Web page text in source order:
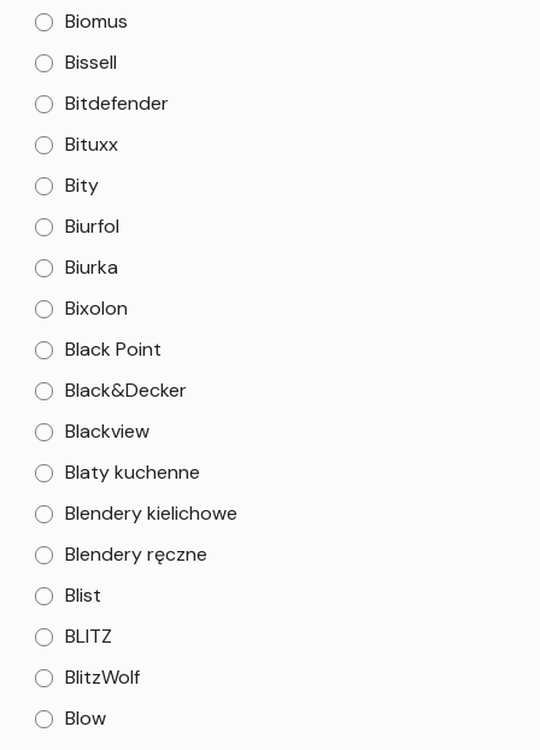
Biomus
Bissell
Bitdefender
Bituxx
Bity
Biurfol
Biurka
Bixolon
Black Point
Black&Decker
Blackview
Blaty kuchenne
Blendery kielichowe
Blendery ręczne
Blist
BLITZ
BlitzWolf
Blow